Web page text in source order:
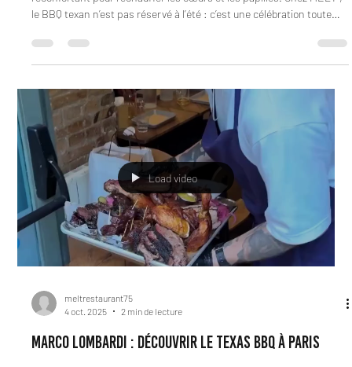
meltrestaurant75
20 déc. 2025
2 min de lecture
Célébrez l’hiver avec les saveurs de MELT
Quand l’hiver s’installe à Paris, rien de tel qu’un bon repas
réconfortant pour réchauffer les cœurs et les papilles. Chez MELT ,
le BBQ texan n’est pas réservé à l’été : c’est une célébration toute
l’année, et l’hiver est même un moment idéal pour apprécier la
chaleur fumée de nos viandes. Pourquoi l’hiver chez MELT est une
vraie expérience Chaleur & convivialité : le fumoir, les braises, l’odeur
authentique.